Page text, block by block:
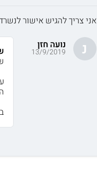
אני צריך להגיש אישור
נ נועה חזן
13/9/2019